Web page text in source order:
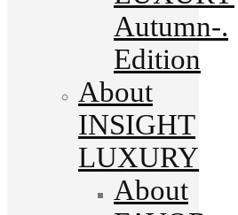
Autumn-.
Edition
About
INSIGHT
LUXURY
About